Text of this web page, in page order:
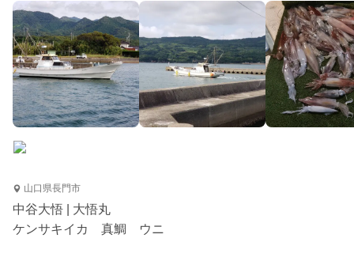
山口県長門市
中谷大悟 | 大悟丸
ケンサキイカ 真鯛 ウニ